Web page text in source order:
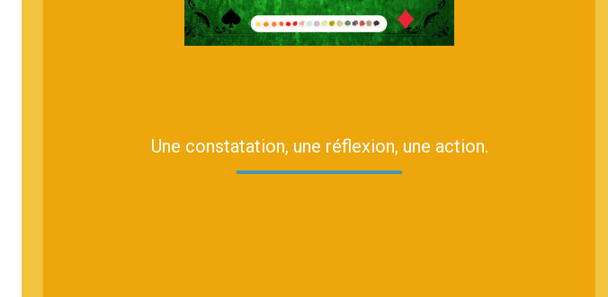
Une constatation, une réflexion, une action.